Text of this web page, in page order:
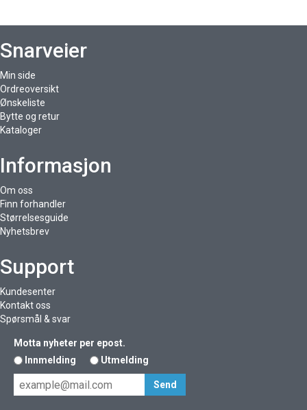
Snarveier
Min side
Ordreoversikt
Ønskeliste
Bytte og retur
Kataloger
Informasjon
Om oss
Finn forhandler
Størrelsesguide
Nyhetsbrev
Support
Kundesenter
Kontakt oss
Spørsmål & svar
Motta nyheter per epost.
Innmelding
Utmelding